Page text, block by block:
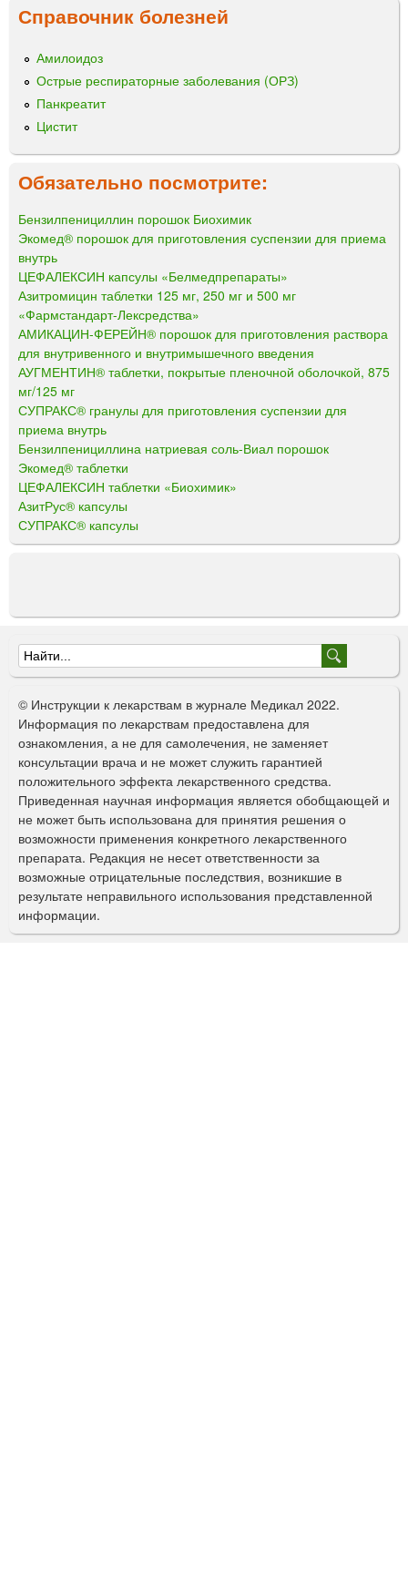
Справочник болезней
Амилоидоз
Острые респираторные заболевания (ОРЗ)
Панкреатит
Цистит
Обязательно посмотрите:
Бензилпенициллин порошок Биохимик
Экомед® порошок для приготовления суспензии для приема
внутрь
ЦЕФАЛЕКСИН капсулы «Белмедпрепараты»
Азитромицин таблетки 125 мг, 250 мг и 500 мг
«Фармстандарт-Лексредства»
АМИКАЦИН-ФЕРЕЙН® порошок для приготовления раствора
для внутривенного и внутримышечного введения
АУГМЕНТИН® таблетки, покрытые пленочной оболочкой, 875
мг/125 мг
СУПРАКС® гранулы для приготовления суспензии для
приема внутрь
Бензилпенициллина натриевая соль-Виал порошок
Экомед® таблетки
ЦЕФАЛЕКСИН таблетки «Биохимик»
АзитРус® капсулы
СУПРАКС® капсулы
Ф
о
р
м
а
п
о
и
с
к
© Инструкции к лекарствам в журнале Медикал 2022.
Информация по лекарствам предоставлена для
ознакомления, а не для самолечения, не заменяет
консультации врача и не может служить гарантией
положительного эффекта лекарственного средства.
Приведенная научная информация является обобщающей и
не может быть использована для принятия решения о
возможности применения конкретного лекарственного
препарата. Редакция не несет ответственности за
возможные отрицательные последствия, возникшие в
результате неправильного использования представленной
информации.